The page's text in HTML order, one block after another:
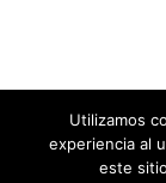
Utilizamos
experiencia al
este